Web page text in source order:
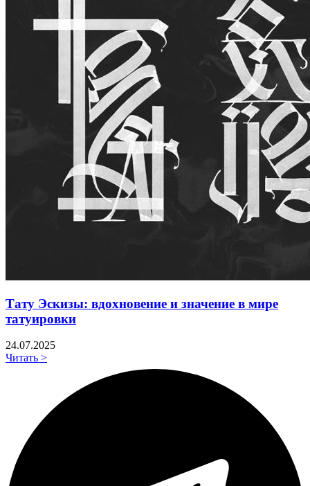
Тату Эскизы: вдохновение и значение в мире
татуировки
24.07.2025
Читать >